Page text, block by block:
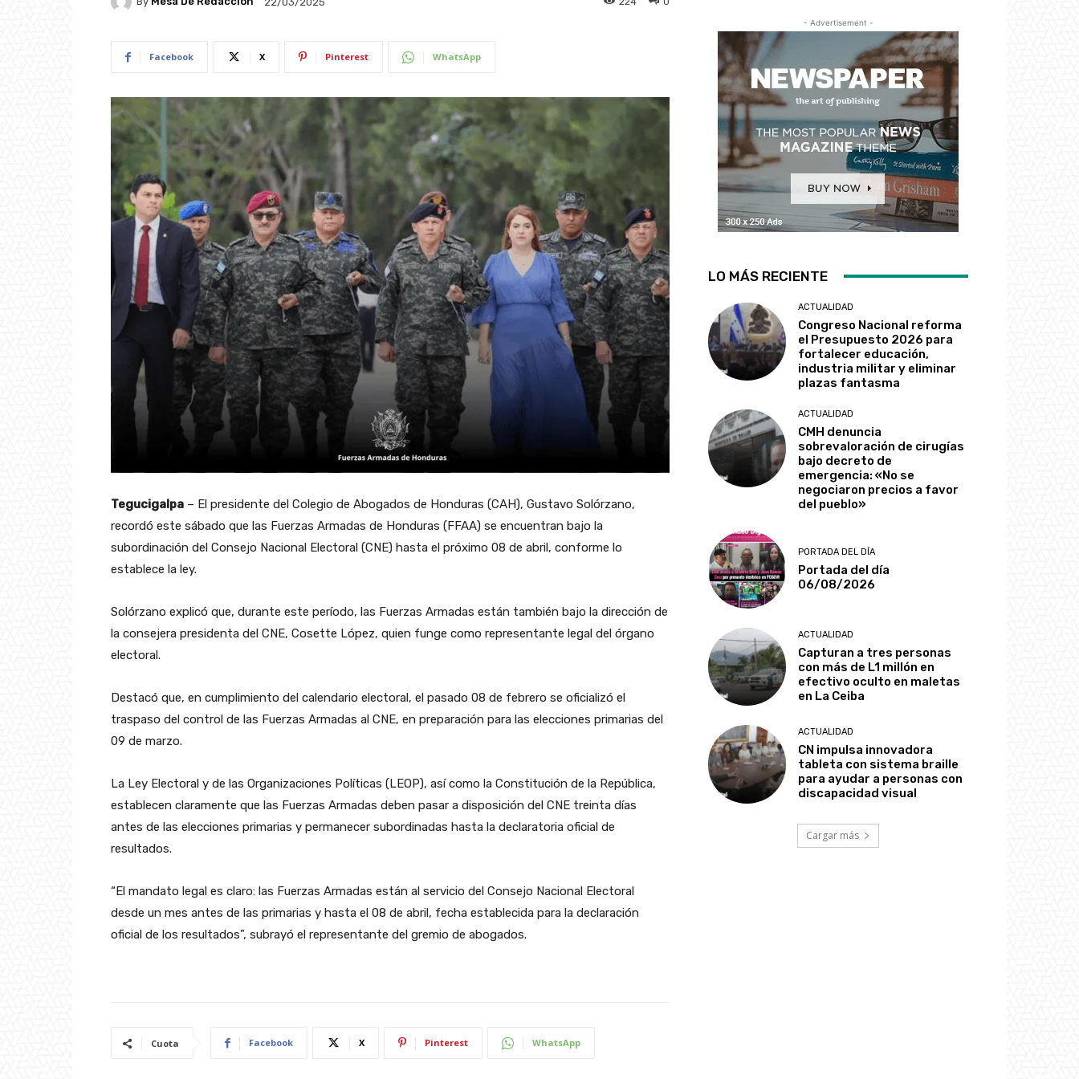
Facebook X Pinterest WhatsApp
Tegucigalpa – El presidente del Colegio de Abogados de Honduras (CAH), Gustavo Solórzano,
recordó este sábado que las Fuerzas Armadas de Honduras (FFAA) se encuentran bajo la
subordinación del Consejo Nacional Electoral (CNE) hasta el próximo 08 de abril, conforme lo
establece la ley.
Solórzano explicó que, durante este período, las Fuerzas Armadas están también bajo la dirección de
la consejera presidenta del CNE, Cosette López, quien funge como representante legal del órgano
electoral.
Destacó que, en cumplimiento del calendario electoral, el pasado 08 de febrero se oficializó el
traspaso del control de las Fuerzas Armadas al CNE, en preparación para las elecciones primarias del
09 de marzo.
La Ley Electoral y de las Organizaciones Políticas (LEOP), así como la Constitución de la República,
establecen claramente que las Fuerzas Armadas deben pasar a disposición del CNE treinta días
antes de las elecciones primarias y permanecer subordinadas hasta la declaratoria oficial de
resultados.
“El mandato legal es claro: las Fuerzas Armadas están al servicio del Consejo Nacional Electoral
desde un mes antes de las primarias y hasta el 08 de abril, fecha establecida para la declaración
oficial de los resultados”, subrayó el representante del gremio de abogados.
Cuota Facebook X Pinterest WhatsApp
- Advertisement -
LO MÁS RECIENTE
ACTUALIDAD
Congreso Nacional reforma
el Presupuesto 2026 para
fortalecer educación,
industria militar y eliminar
plazas fantasma
ACTUALIDAD
CMH denuncia
sobrevaloración de cirugías
bajo decreto de
emergencia: «No se
negociaron precios a favor
del pueblo»
PORTADA DEL DÍA
Portada del día
06/08/2026
ACTUALIDAD
Capturan a tres personas
con más de L1 millón en
efectivo oculto en maletas
en La Ceiba
ACTUALIDAD
CN impulsa innovadora
tableta con sistema braille
para ayudar a personas con
discapacidad visual
Cargar más